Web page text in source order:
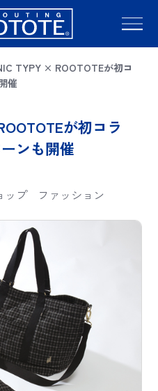
TYPY × ROOTOTEが初コ
催
が初コラ
ンも開催
ップ ファッション